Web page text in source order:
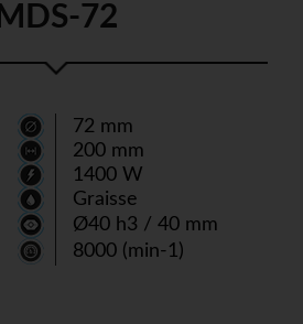
MDS-72
72 mm
200 mm
1400 W
Graisse
Ø40 h3 / 40 mm
8000 (min-1)